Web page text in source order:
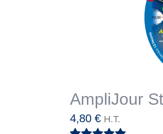
AmpliJour
4,80 € H.T.